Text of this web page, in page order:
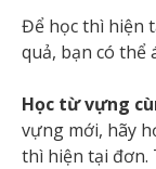
Để học thì hiện
quả, bạn có thể
Học từ vựng
vựng mới, hãy
thì hiện tại đơn.